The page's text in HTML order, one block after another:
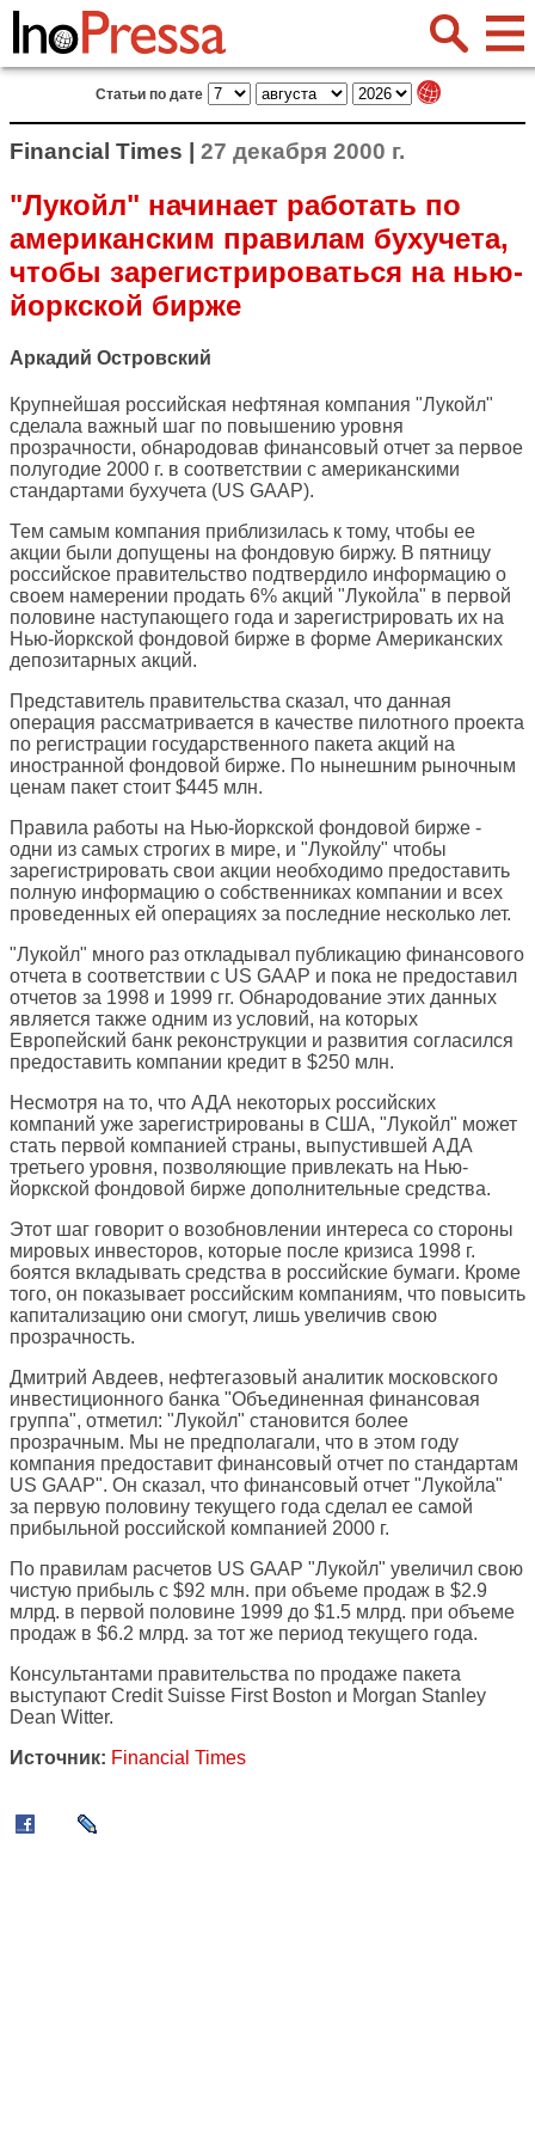
Статьи по дате
Financial Times | 27 декабря 2000 г.
"Лукойл" начинает работать по
американским правилам бухучета,
чтобы зарегистрироваться на нью-
йоркской бирже
Аркадий Островский
Крупнейшая российская нефтяная компания "Лукойл"
сделала важный шаг по повышению уровня
прозрачности, обнародовав финансовый отчет за первое
полугодие 2000 г. в соответствии с американскими
стандартами бухучета (US GAAP).
Тем самым компания приблизилась к тому, чтобы ее
акции были допущены на фондовую биржу. В пятницу
российское правительство подтвердило информацию о
своем намерении продать 6% акций "Лукойла" в первой
половине наступающего года и зарегистрировать их на
Нью-йоркской фондовой бирже в форме Американских
депозитарных акций.
Представитель правительства сказал, что данная
операция рассматривается в качестве пилотного проекта
по регистрации государственного пакета акций на
иностранной фондовой бирже. По нынешним рыночным
ценам пакет стоит $445 млн.
Правила работы на Нью-йоркской фондовой бирже -
одни из самых строгих в мире, и "Лукойлу" чтобы
зарегистрировать свои акции необходимо предоставить
полную информацию о собственниках компании и всех
проведенных ей операциях за последние несколько лет.
"Лукойл" много раз откладывал публикацию финансового
отчета в соответствии с US GAAP и пока не предоставил
отчетов за 1998 и 1999 гг. Обнародование этих данных
является также одним из условий, на которых
Европейский банк реконструкции и развития согласился
предоставить компании кредит в $250 млн.
Несмотря на то, что АДА некоторых российских
компаний уже зарегистрированы в США, "Лукойл" может
стать первой компанией страны, выпустившей АДА
третьего уровня, позволяющие привлекать на Нью-
йоркской фондовой бирже дополнительные средства.
Этот шаг говорит о возобновлении интереса со стороны
мировых инвесторов, которые после кризиса 1998 г.
боятся вкладывать средства в российские бумаги. Кроме
того, он показывает российским компаниям, что повысить
капитализацию они смогут, лишь увеличив свою
прозрачность.
Дмитрий Авдеев, нефтегазовый аналитик московского
инвестиционного банка "Объединенная финансовая
группа", отметил: "Лукойл" становится более
прозрачным. Мы не предполагали, что в этом году
компания предоставит финансовый отчет по стандартам
US GAAP". Он сказал, что финансовый отчет "Лукойла"
за первую половину текущего года сделал ее самой
прибыльной российской компанией 2000 г.
По правилам расчетов US GAAP "Лукойл" увеличил свою
чистую прибыль с $92 млн. при объеме продаж в $2.9
млрд. в первой половине 1999 до $1.5 млрд. при объеме
продаж в $6.2 млрд. за тот же период текущего года.
Консультантами правительства по продаже пакета
выступают Credit Suisse First Boston и Morgan Stanley
Dean Witter.
Источник: Financial Times